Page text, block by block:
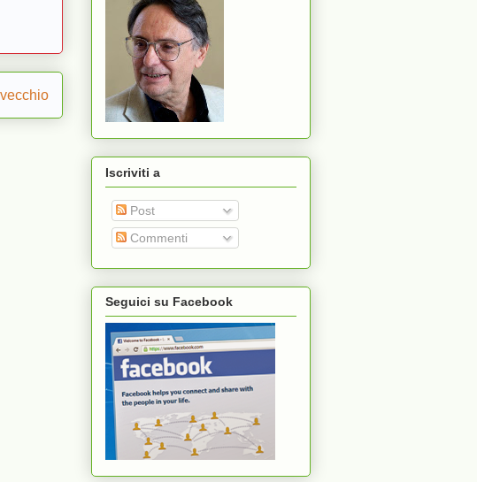
Iscriviti a
Post
Commenti
Seguici su Facebook